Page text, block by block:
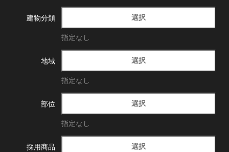
建物分類 選択
指定なし
地域 選択
指定なし
部位 選択
指定なし
採用商品 選択